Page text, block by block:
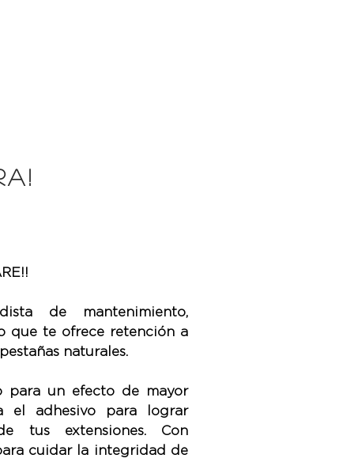
de mantenimiento,
que te ofrece retención a
naturales.
para un efecto de mayor
el adhesivo para lograr
tus extensiones. Con
cuidar la integridad de